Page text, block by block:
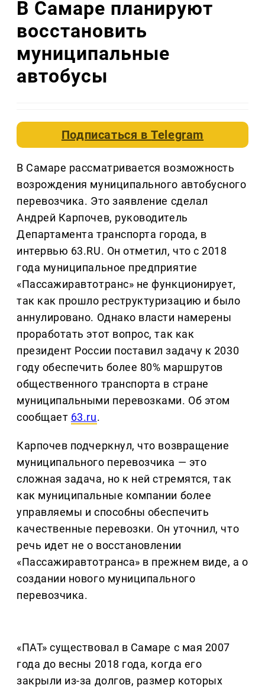
В Самаре планируют
восстановить
муниципальные
автобусы
Подписаться вTelegram
В Самаре рассматривается возможность
возрождения муниципального автобусного
перевозчика. Это заявление сделал
Андрей Карпочев, руководитель
Департамента транспорта города, в
интервью 63.RU. Он отметил, что с 2018
года муниципальное предприятие
«Пассажиравтотранс» не функционирует,
так как прошло реструктуризацию и было
аннулировано. Однако власти намерены
проработать этот вопрос, так как
президент России поставил задачу к 2030
году обеспечить более 80% маршрутов
общественного транспорта в стране
муниципальными перевозками. Об этом
сообщает 63.ru.
Карпочев подчеркнул, что возвращение
муниципального перевозчика — это
сложная задача, но к ней стремятся, так
как муниципальные компании более
управляемы и способны обеспечить
качественные перевозки. Он уточнил, что
речь идет не о восстановлении
«Пассажиравтотранса» в прежнем виде, а о
создании нового муниципального
перевозчика.
«ПАТ» существовал в Самаре с мая 2007
года до весны 2018 года, когда его
закрыли из-за долгов, размер которых